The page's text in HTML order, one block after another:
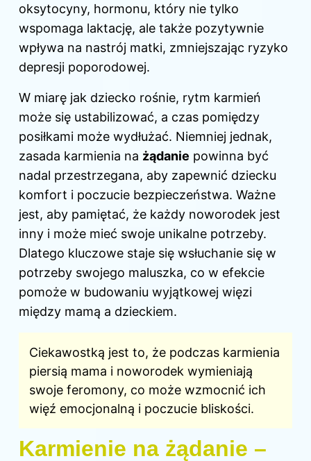
oksytocyny, hormonu, który nie tylko
wspomaga laktację, ale także pozytywnie
wpływa na nastrój matki, zmniejszając ryzyko
depresji poporodowej.
W miarę jak dziecko rośnie, rytm karmień
może się ustabilizować, a czas pomiędzy
posiłkami może wydłużać. Niemniej jednak,
zasada karmienia na żądanie powinna być
nadal przestrzegana, aby zapewnić dziecku
komfort i poczucie bezpieczeństwa. Ważne
jest, aby pamiętać, że każdy noworodek jest
inny i może mieć swoje unikalne potrzeby.
Dlatego kluczowe staje się wsłuchanie się w
potrzeby swojego maluszka, co w efekcie
pomoże w budowaniu wyjątkowej więzi
między mamą a dzieckiem.
Ciekawostką jest to, że podczas karmienia
piersią mama i noworodek wymieniają
swoje feromony, co może wzmocnić ich
więź emocjonalną i poczucie bliskości.
Karmienie na żądanie –